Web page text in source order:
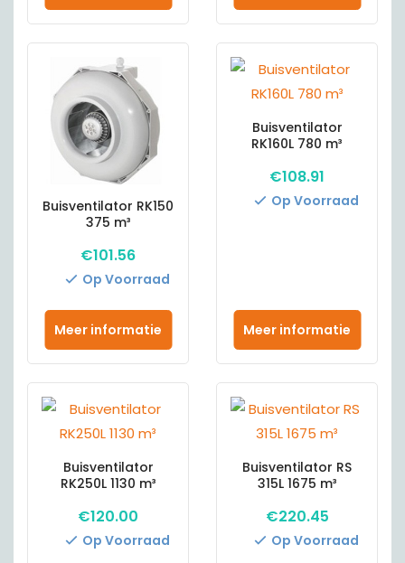
Buisventilator RK150
375 m³
€101.56
Meer informatie
Op Voorraad
Buisventilator
RK160L 780 m³
€108.91
Meer informatie
Op Voorraad
Buisventilator
RK250L 1130 m³
€120.00
Op Voorraad
Buisventilator RS
315L 1675 m³
€220.45
Op Voorraad